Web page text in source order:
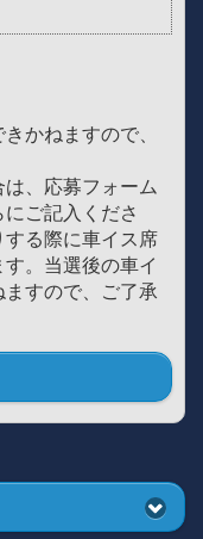
かねますので、
、応募フォーム
ご記入くださ
る際に車イス席
。当選後の車イ
すので、ご了承